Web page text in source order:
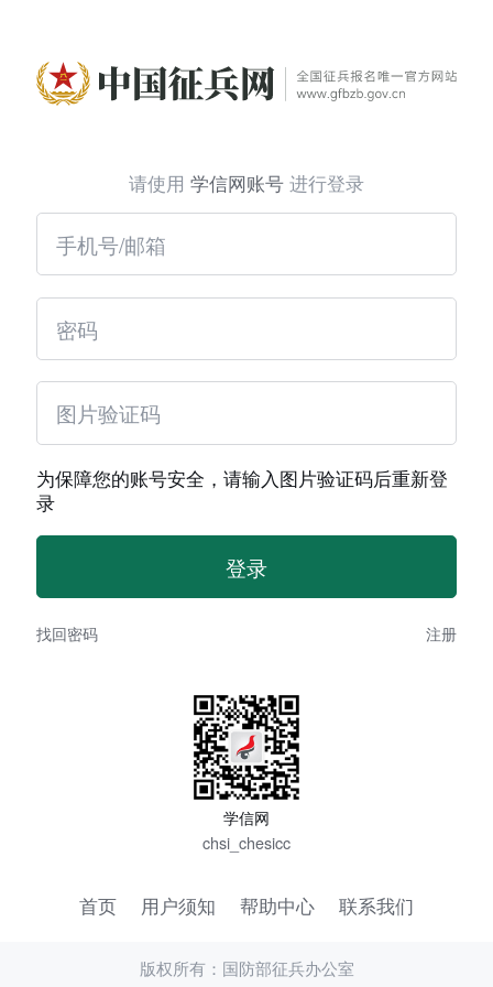
请使用 学信网账号 进行登录
为保障您的账号安全，请输入图片验证码后重新登
录
找回密码 注册
学信网
chsi_chesicc
首页 用户须知 帮助中心 联系我们
版权所有：国防部征兵办公室